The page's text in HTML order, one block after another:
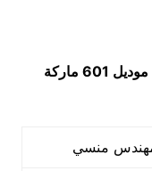
موديل 601 ماركة